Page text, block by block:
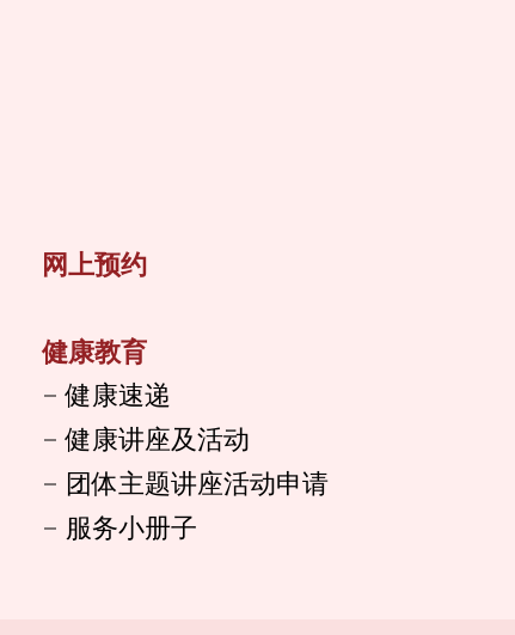
网上预约
健康教育
健康速递
健康讲座及活动
团体主题讲座活动申请
服务小册子